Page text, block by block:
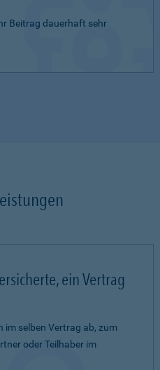
Beitrag dauerhaft sehr
ein Vertrag
im selben Vertrag ab, zum
oder Teilhaber im